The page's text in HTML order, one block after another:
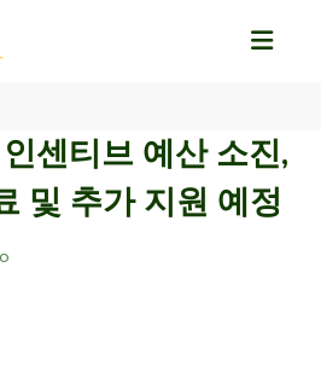
센티브 예산 소진,
및 추가 지원 예정